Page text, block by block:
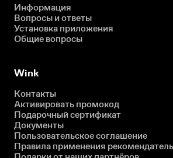
Информация
Вопросы и ответы
Установка приложения
Общие вопросы
Wink
Контакты
Активировать промокод
Подарочный сертификат
Документы
Пользовательское соглашение
Правила применения